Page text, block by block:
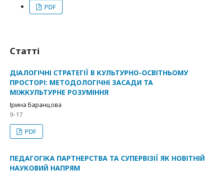
PDF
Статті
ДІАЛОГІЧНІ СТРАТЕГІЇ В КУЛЬТУРНО-ОСВІТНЬОМУ
ПРОСТОРІ: МЕТОДОЛОГІЧНІ ЗАСАДИ ТА
МІЖКУЛЬТУРНЕ РОЗУМІННЯ
Ірина Баранцова
9-17
PDF
ПЕДАГОГІКА ПАРТНЕРСТВА ТА СУПЕРВІЗІЇ ЯК НОВІТНІЙ
НАУКОВИЙ НАПРЯМ